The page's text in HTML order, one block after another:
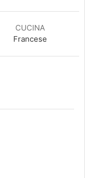
CUCINA
Francese